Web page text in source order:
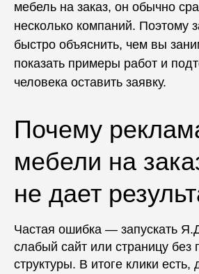
мебель на заказ, он обычно
несколько компаний. Поэтому
быстро объяснить, чем вы
показать примеры работ и
человека оставить заявку.
Почему
мебели на
не дает
Частая ошибка — запускать
слабый сайт или страницу без
структуры. В итоге клики есть,